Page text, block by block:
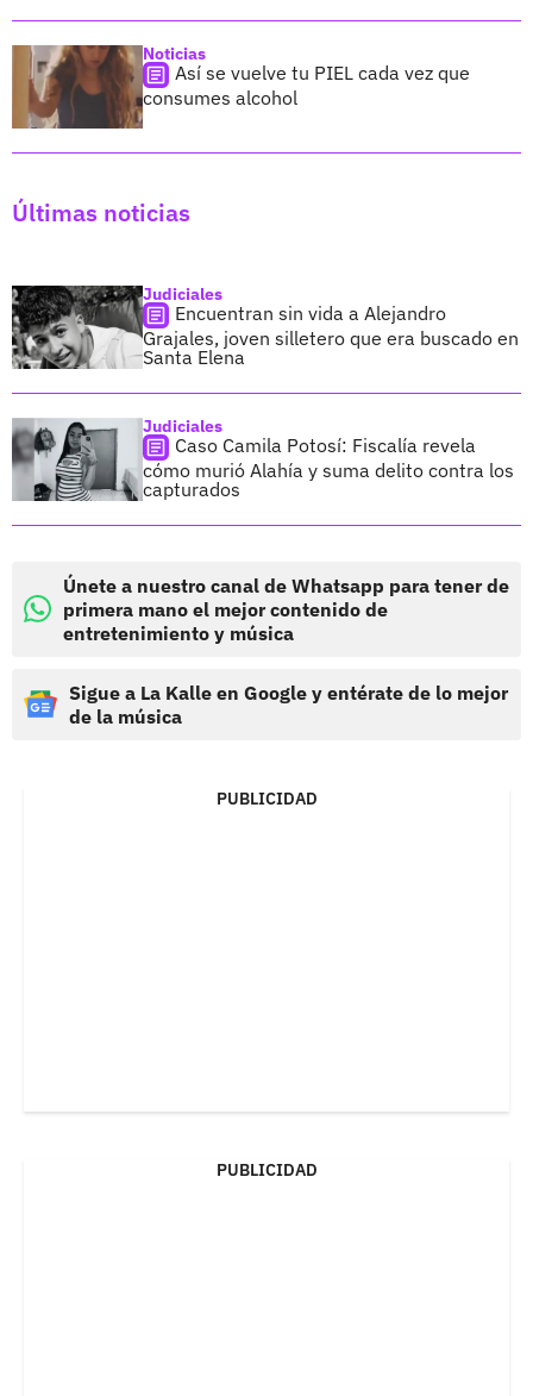
Noticias
Así se vuelve tu PIEL cada vez que
consumes alcohol
Últimas noticias
Judiciales
Encuentran sin vida a Alejandro
Grajales, joven silletero que era buscado en
Santa Elena
Judiciales
Caso Camila Potosí: Fiscalía revela
cómo murió Alahía y suma delito contra los
capturados
Únete a nuestro canal de Whatsapp para tener de
primera mano el mejor contenido de
entretenimiento y música
Sigue a La Kalle en Google y entérate de lo mejor
de la música
PUBLICIDAD
PUBLICIDAD